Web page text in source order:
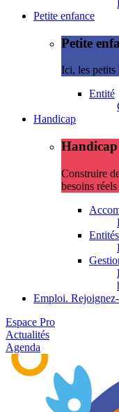
Petite enfance
Petite
Ici, les petits
Entité
Handicap
Handicap
Construire
besoins réels
Entités
Emploi.
Espace Pro
Actualités
Agenda